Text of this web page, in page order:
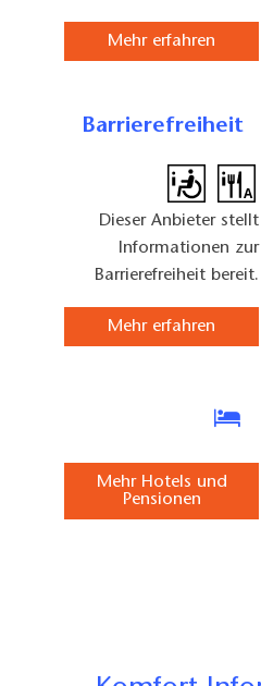
Mehr erfahren
Barrierefreiheit
Dieser Anbieter stellt
Informationen zur
Barrierefreiheit bereit.
Mehr erfahren
Mehr Hotels und
Pensionen